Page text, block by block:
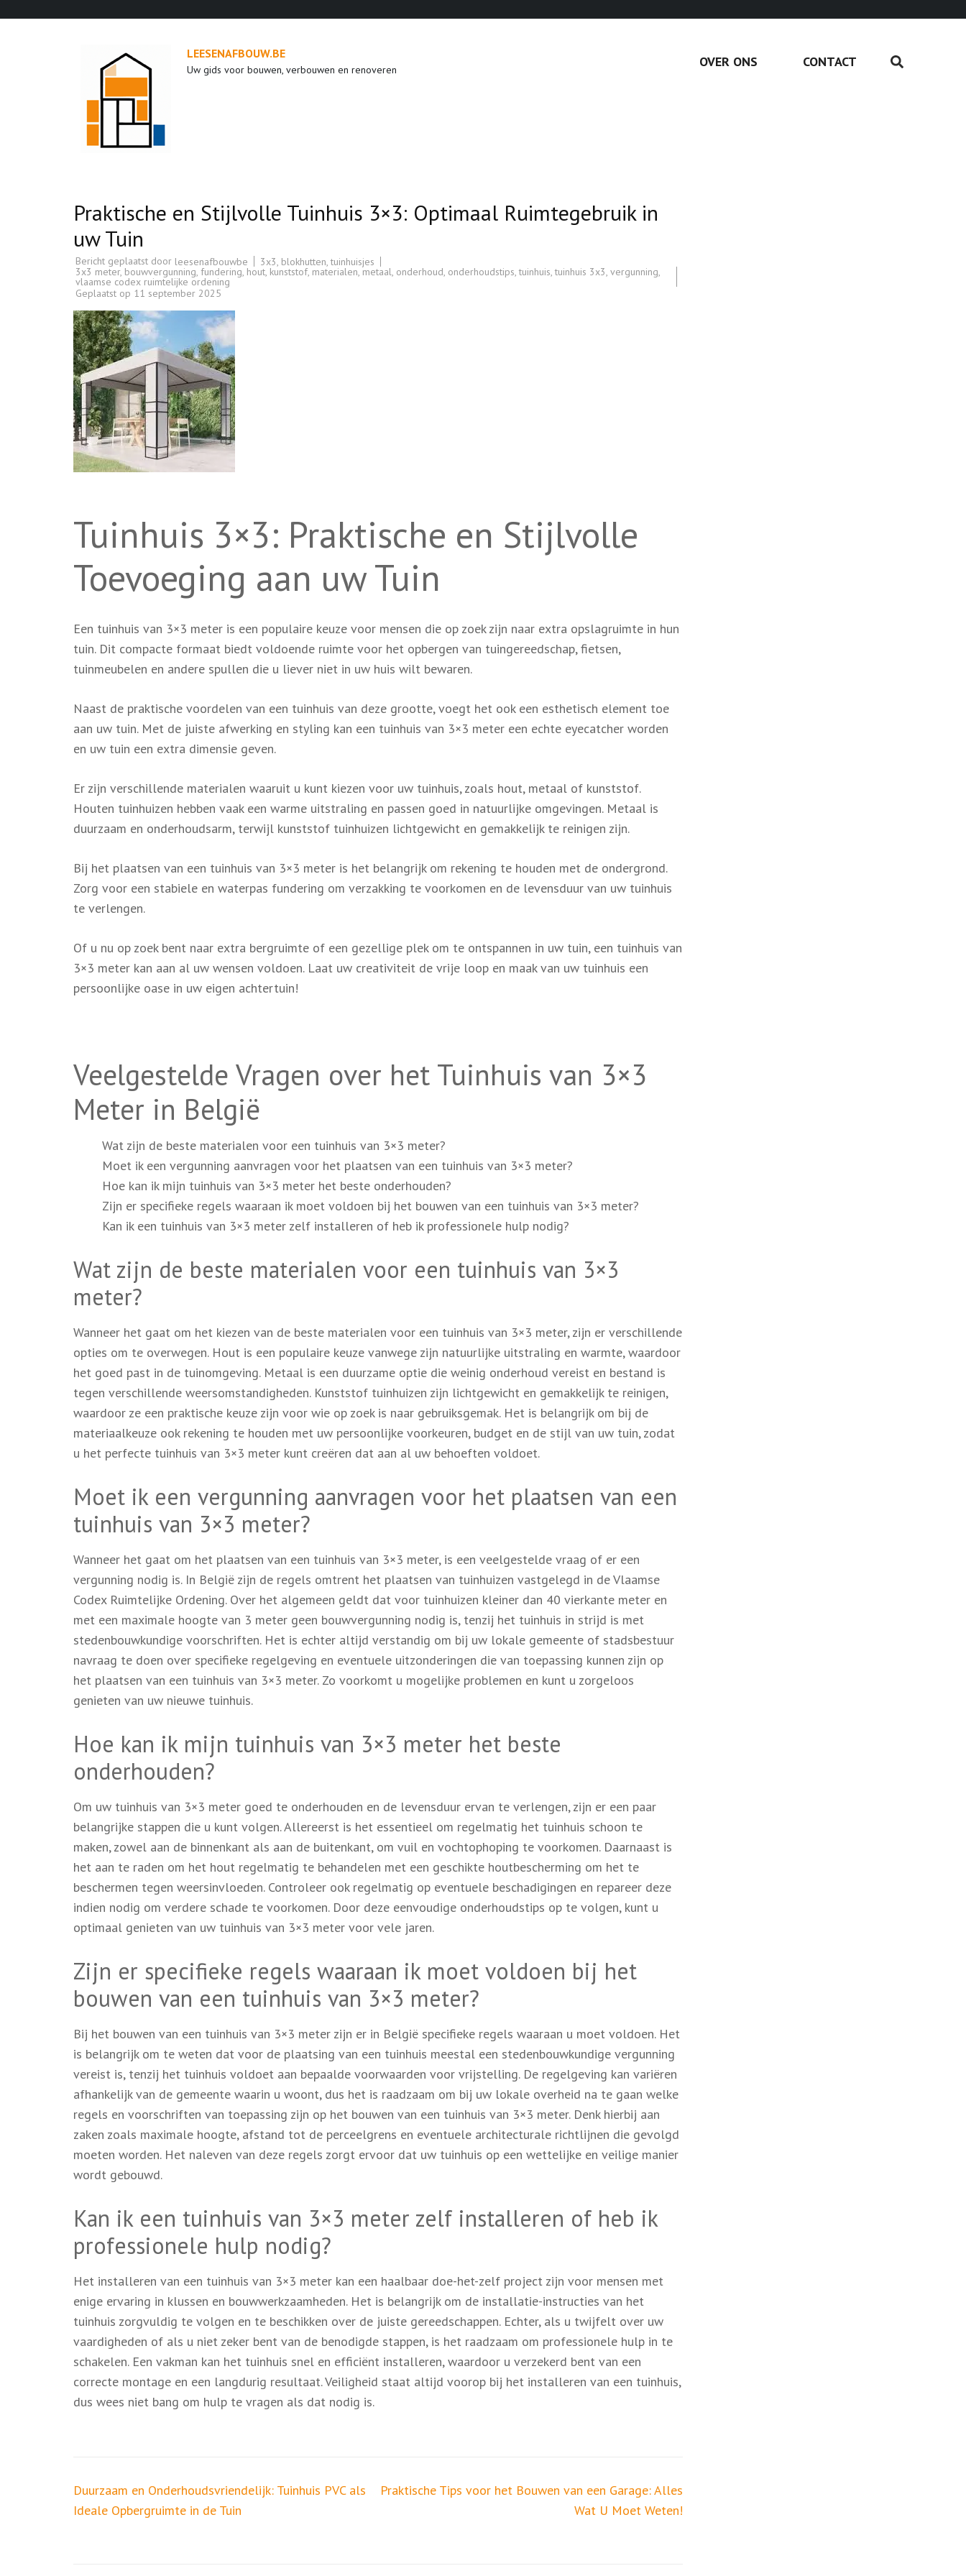
LEESENAFBOUW.BE
Uw gids voor bouwen, verbouwen en renoveren OVER ONS CONTACT
Praktische en Stijlvolle Tuinhuis 3×3: Optimaal Ruimtegebruik in
uw Tuin
Bericht geplaatst door leesenafbouwbe 3x3 blokhutten ,tuinhuisjes
3x3 meter, bouwvergunning, fundering, hout, kunststof, materialen, metaal, onderhoud, onderhoudstips,tuinhuis,tuinhuis 3x3, vergunning,
vlaamse codex ruimtelijke ordening
Geplaatst op 11 september 2025
Tuinhuis 3×3: Praktische en Stijlvolle
Toevoeging aan uw Tuin
Een tuinhuis van 3×3 meter is een populaire keuze voor mensen die op zoek zijn naar extra opslagruimte in hun
tuin. Dit compacte formaat biedt voldoende ruimte voor het opbergen van tuingereedschap, fietsen,
tuinmeubelen en andere spullen die u liever niet in uw huis wilt bewaren.
Naast de praktische voordelen van een tuinhuis van deze grootte, voegt het ook een esthetisch element toe
aan uw tuin. Met de juiste afwerking en styling kan een tuinhuis van 3×3 meter een echte eyecatcher worden
en uw tuin een extra dimensie geven.
Er zijn verschillende materialen waaruit u kunt kiezen voor uw tuinhuis, zoals hout, metaal of kunststof.
Houten tuinhuizen hebben vaak een warme uitstraling en passen goed in natuurlijke omgevingen. Metaal is
duurzaam en onderhoudsarm, terwijl kunststof tuinhuizen lichtgewicht en gemakkelijk te reinigen zijn.
Bij het plaatsen van een tuinhuis van 3×3 meter is het belangrijk om rekening te houden met de ondergrond.
Zorg voor een stabiele en waterpas fundering om verzakking te voorkomen en de levensduur van uw tuinhuis
te verlengen.
Of u nu op zoek bent naar extra bergruimte of een gezellige plek om te ontspannen in uw tuin, een tuinhuis van
3×3 meter kan aan al uw wensen voldoen. Laat uw creativiteit de vrije loop en maak van uw tuinhuis een
persoonlijke oase in uw eigen achtertuin!
Veelgestelde Vragen over het Tuinhuis van 3×3
Meter in België
Wat zijn de beste materialen voor een tuinhuis van 3×3 meter?
Moet ik een vergunning aanvragen voor het plaatsen van een tuinhuis van 3×3 meter?
Hoe kan ik mijn tuinhuis van 3×3 meter het beste onderhouden?
Zijn er specifieke regels waaraan ik moet voldoen bij het bouwen van een tuinhuis van 3×3 meter?
Kan ik een tuinhuis van 3×3 meter zelf installeren of heb ik professionele hulp nodig?
Wat zijn de beste materialen voor een tuinhuis van 3×3
meter?
Wanneer het gaat om het kiezen van de beste materialen voor een tuinhuis van 3×3 meter, zijn er verschillende
opties om te overwegen. Hout is een populaire keuze vanwege zijn natuurlijke uitstraling en warmte, waardoor
het goed past in de tuinomgeving. Metaal is een duurzame optie die weinig onderhoud vereist en bestand is
tegen verschillende weersomstandigheden. Kunststof tuinhuizen zijn lichtgewicht en gemakkelijk te reinigen,
waardoor ze een praktische keuze zijn voor wie op zoek is naar gebruiksgemak. Het is belangrijk om bij de
materiaalkeuze ook rekening te houden met uw persoonlijke voorkeuren, budget en de stijl van uw tuin, zodat
u het perfecte tuinhuis van 3×3 meter kunt creëren dat aan al uw behoeften voldoet.
Moet ik een vergunning aanvragen voor het plaatsen van een
tuinhuis van 3×3 meter?
Wanneer het gaat om het plaatsen van een tuinhuis van 3×3 meter, is een veelgestelde vraag of er een
vergunning nodig is. In België zijn de regels omtrent het plaatsen van tuinhuizen vastgelegd in de Vlaamse
Codex Ruimtelijke Ordening. Over het algemeen geldt dat voor tuinhuizen kleiner dan 40 vierkante meter en
met een maximale hoogte van 3 meter geen bouwvergunning nodig is, tenzij het tuinhuis in strijd is met
stedenbouwkundige voorschriften. Het is echter altijd verstandig om bij uw lokale gemeente of stadsbestuur
navraag te doen over specifieke regelgeving en eventuele uitzonderingen die van toepassing kunnen zijn op
het plaatsen van een tuinhuis van 3×3 meter. Zo voorkomt u mogelijke problemen en kunt u zorgeloos
genieten van uw nieuwe tuinhuis.
Hoe kan ik mijn tuinhuis van 3×3 meter het beste
onderhouden?
Om uw tuinhuis van 3×3 meter goed te onderhouden en de levensduur ervan te verlengen, zijn er een paar
belangrijke stappen die u kunt volgen. Allereerst is het essentieel om regelmatig het tuinhuis schoon te
maken, zowel aan de binnenkant als aan de buitenkant, om vuil en vochtophoping te voorkomen. Daarnaast is
het aan te raden om het hout regelmatig te behandelen met een geschikte houtbescherming om het te
beschermen tegen weersinvloeden. Controleer ook regelmatig op eventuele beschadigingen en repareer deze
indien nodig om verdere schade te voorkomen. Door deze eenvoudige onderhoudstips op te volgen, kunt u
optimaal genieten van uw tuinhuis van 3×3 meter voor vele jaren.
Zijn er specifieke regels waaraan ik moet voldoen bij het
bouwen van een tuinhuis van 3×3 meter?
Bij het bouwen van een tuinhuis van 3×3 meter zijn er in België specifieke regels waaraan u moet voldoen. Het
is belangrijk om te weten dat voor de plaatsing van een tuinhuis meestal een stedenbouwkundige vergunning
vereist is, tenzij het tuinhuis voldoet aan bepaalde voorwaarden voor vrijstelling. De regelgeving kan variëren
afhankelijk van de gemeente waarin u woont, dus het is raadzaam om bij uw lokale overheid na te gaan welke
regels en voorschriften van toepassing zijn op het bouwen van een tuinhuis van 3×3 meter. Denk hierbij aan
zaken zoals maximale hoogte, afstand tot de perceelgrens en eventuele architecturale richtlijnen die gevolgd
moeten worden. Het naleven van deze regels zorgt ervoor dat uw tuinhuis op een wettelijke en veilige manier
wordt gebouwd.
Kan ik een tuinhuis van 3×3 meter zelf installeren of heb ik
professionele hulp nodig?
Het installeren van een tuinhuis van 3×3 meter kan een haalbaar doe-het-zelf project zijn voor mensen met
enige ervaring in klussen en bouwwerkzaamheden. Het is belangrijk om de installatie-instructies van het
tuinhuis zorgvuldig te volgen en te beschikken over de juiste gereedschappen. Echter, als u twijfelt over uw
vaardigheden of als u niet zeker bent van de benodigde stappen, is het raadzaam om professionele hulp in te
schakelen. Een vakman kan het tuinhuis snel en efficiënt installeren, waardoor u verzekerd bent van een
correcte montage en een langdurig resultaat. Veiligheid staat altijd voorop bij het installeren van een tuinhuis,
dus wees niet bang om hulp te vragen als dat nodig is.
Berichtnavigatie
Duurzaam en Onderhoudsvriendelijk: Tuinhuis PVC als
Ideale Opbergruimte in de Tuin
Praktische Tips voor het Bouwen van een Garage: Alles
Wat U Moet Weten!